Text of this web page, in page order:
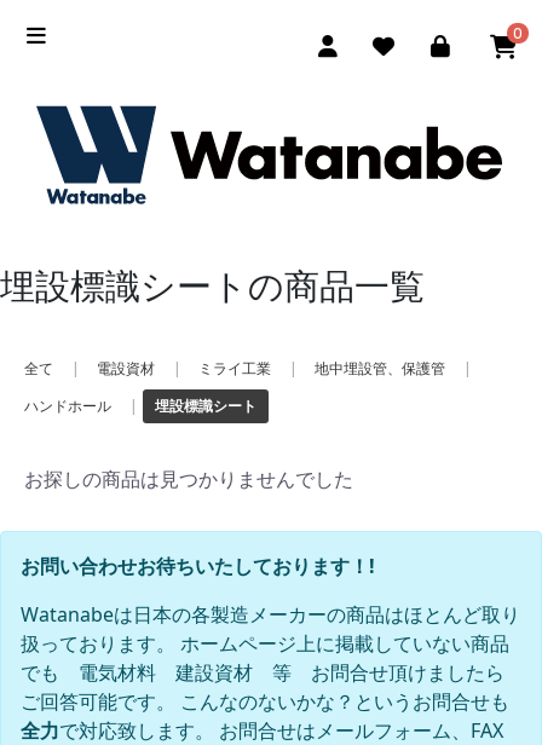
0
埋設標識シートの商品一覧
全て | 電設資材 | ミライ工業 | 地中埋設管、保護管
|
ハンドホール
| 埋設標識シート
お探しの商品は見つかりませんでした
お問い合わせお待ちいたしております！!
Watanabeは日本の各製造メーカーの商品はほとんど取り
扱っております。 ホームページ上に掲載していない商品
でも 電気材料 建設資材 等 お問合せ頂けましたら
ご回答可能です。 こんなのないかな？というお問合せも
全力で対応致します。 お問合せはメールフォーム、FAX